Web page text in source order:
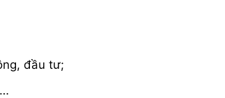
đầu tư;